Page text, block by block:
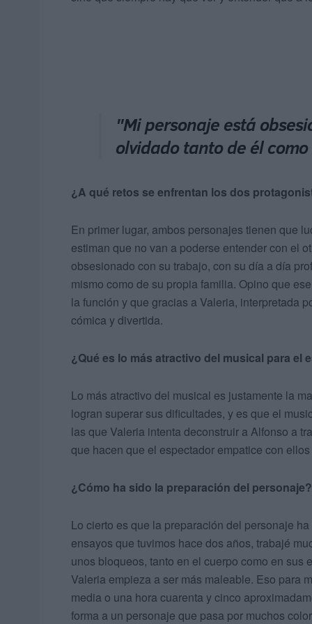
"Mi personaje está
olvidado tanto de él
¿A qué retos se enfrentan los dos
En primer lugar, ambos personajes tienen que
estiman que no van a poderse entender con el
obsesionado con su trabajo, con su día a día
mismo como de su propia familia. Opino que
la función y que gracias a Valeria, interpretada
cómica y divertida.
¿Qué es lo más atractivo del musical para el
Lo más atractivo del musical es justamente la
logran superar sus dificultades, y es que el
las que Valeria intenta deconstruir a Alfonso a
que hacen que el espectador empatice con
¿Cómo ha sido la preparación del personaje?
Lo cierto es que la preparación del personaje
ensayos que tuvimos hace dos años, trabajé
unos bloqueos, tanto en el cuerpo como en sus
Valeria empieza a ser más maleable. Eso para
media o una hora cuarenta y cinco
forma a un personaje que pasa por muchos